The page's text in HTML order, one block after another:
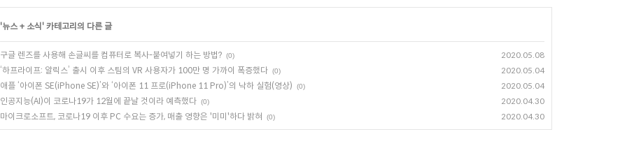
'뉴스 + 소식 ' 카테고리의 다른 글
구글 렌즈를 사용해 손글씨를 컴퓨터로 복사-붙여넣기 하는 방법? (0) 2020.05.08
‘하프라이프: 알릭스’ 출시 이후 스팀의 VR 사용자가 100만 명 가까이 폭증했다 (0) 2020.05.04
애플 ‘아이폰 SE(iPhone SE)’와 ‘아이폰 11 프로(iPhone 11 Pro)’의 낙하 실험(영상) (0) 2020.05.04
인공지능(AI)이 코로나19가 12월에 끝날 것이라 예측했다 (0) 2020.04.30
마이크로소프트, 코로나19 이후 PC 수요는 증가, 매출 영향은 '미미'하다 밝혀 (0) 2020.04.30